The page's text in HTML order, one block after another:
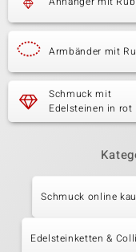
Armbänder mit
Schmuck mit
Edelsteinen in rot
Schmuck online
Edelsteinketten &